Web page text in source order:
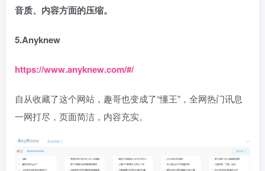
音质、内容方面的压缩。
5.Anyknew
https://www.anyknew.com/#/
自从收藏了这个网站，趣哥也变成了“懂王”，全网热门讯息
一网打尽，页面简洁，内容充实。